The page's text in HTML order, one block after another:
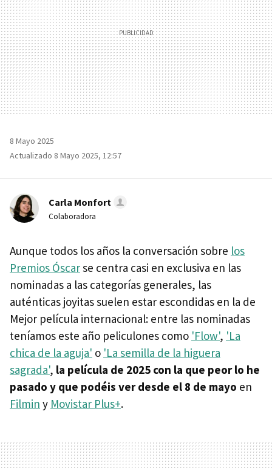
8 Mayo 2025
Actualizado 8 Mayo 2025, 12:57
Carla Monfort
Colaboradora
Aunque todos los años la conversación sobre los
Premios Óscarse centra casi en exclusiva en las
nominadas a las categorías generales, las
auténticas joyitas suelen estar escondidas en la de
Mejor película internacional: entre las nominadas
teníamos este año peliculones como 'Flow', 'La
chica de la aguja' o 'La semilla de la higuera
sagrada', la película de 2025 con la que peor lo he
pasado y que podéis ver desde el 8 de mayo en
Filmin y Movistar Plus+.